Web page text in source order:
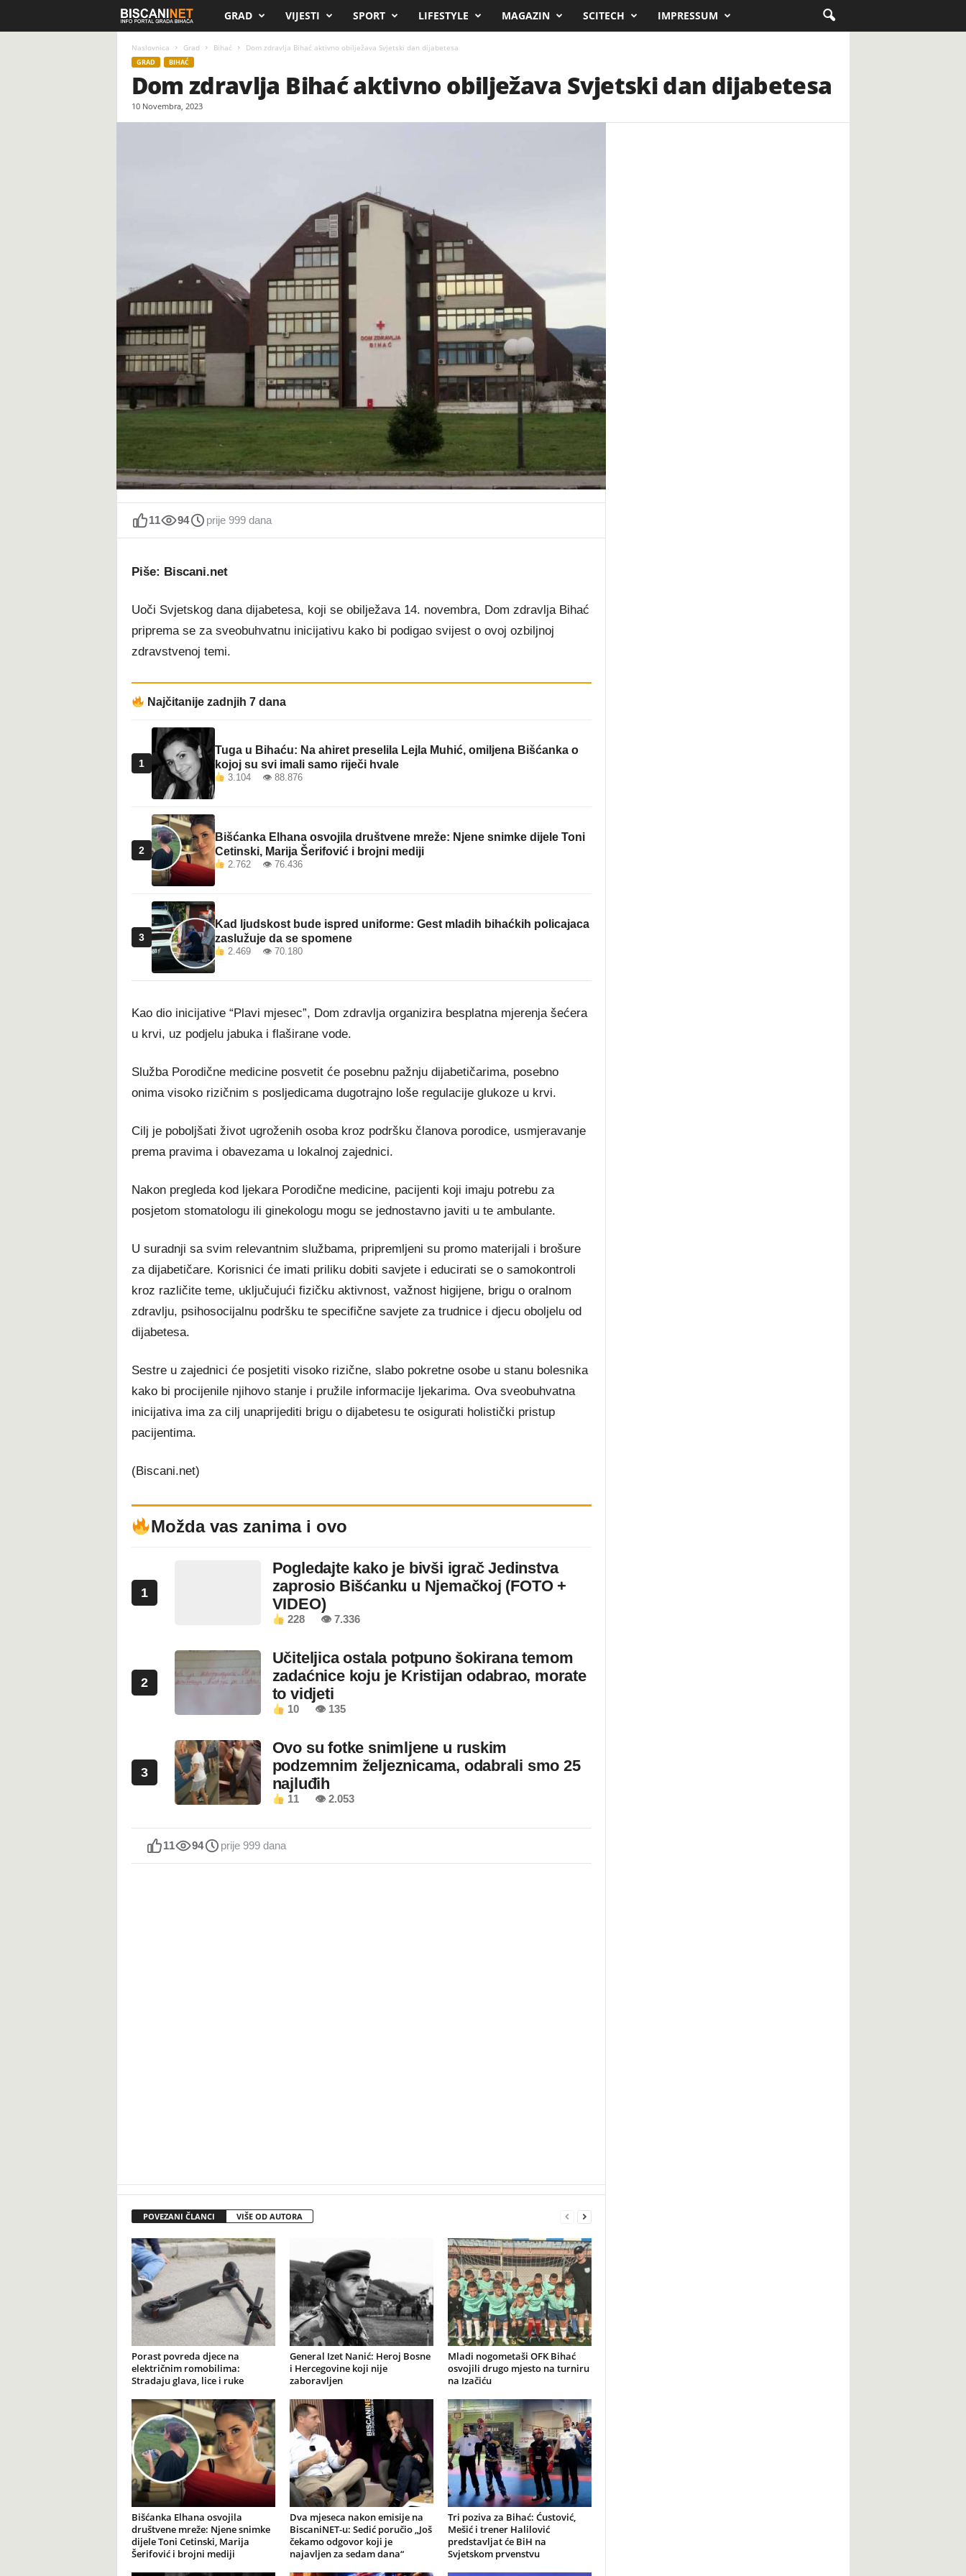
i
s
e
GRAD VIJESTI SPORT LIFESTYLE MAGAZIN SCITECH IMPRESSUM
Naslovnica Grad Bihać Dom zdravlja Bihać aktivno obilježava Svjetski dan dijabetesa
GRAD BIHAĆ
Dom zdravlja Bihać aktivno obilježava Svjetski dan dijabetesa
10 Novembra, 2023
11 94 prije 999 dana
Piše: Biscani.net
Uoči Svjetskog dana dijabetesa, koji se obilježava 14. novembra, Dom zdravlja Bihać
priprema se za sveobuhvatnu inicijativu kako bi podigao svijest o ovoj ozbiljnoj
zdravstvenoj temi.
Najčitanije zadnjih 7 dana
1
Tuga u Bihaću: Na ahiret preselila Lejla Muhić, omiljena Bišćanka o
kojoj su svi imali samo riječi hvale
3.104 👁 88.876
2
Bišćanka Elhana osvojila društvene mreže: Njene snimke dijele Toni
Cetinski, Marija Šerifović i brojni mediji
2.762 👁 76.436
3
Kad ljudskost bude ispred uniforme: Gest mladih bihaćkih policajaca
zaslužuje da se spomene
2.469 👁 70.180
Kao dio inicijative “Plavi mjesec”, Dom zdravlja organizira besplatna mjerenja šećera
u krvi, uz podjelu jabuka i flaširane vode.
Služba Porodične medicine posvetit će posebnu pažnju dijabetičarima, posebno
onima visoko rizičnim s posljedicama dugotrajno loše regulacije glukoze u krvi.
Cilj je poboljšati život ugroženih osoba kroz podršku članova porodice, usmjeravanje
prema pravima i obavezama u lokalnoj zajednici.
Nakon pregleda kod ljekara Porodične medicine, pacijenti koji imaju potrebu za
posjetom stomatologu ili ginekologu mogu se jednostavno javiti u te ambulante.
U suradnji sa svim relevantnim službama, pripremljeni su promo materijali i brošure
za dijabetičare. Korisnici će imati priliku dobiti savjete i educirati se o samokontroli
kroz različite teme, uključujući fizičku aktivnost, važnost higijene, brigu o oralnom
zdravlju, psihosocijalnu podršku te specifične savjete za trudnice i djecu oboljelu od
dijabetesa.
Sestre u zajednici će posjetiti visoko rizične, slabo pokretne osobe u stanu bolesnika
kako bi procijenile njihovo stanje i pružile informacije ljekarima. Ova sveobuhvatna
inicijativa ima za cilj unaprijediti brigu o dijabetesu te osigurati holistički pristup
pacijentima.
(Biscani.net)
Možda vas zanima i ovo
1
Pogledajte kako je bivši igrač Jedinstva
zaprosio Bišćanku u Njemačkoj (FOTO +
VIDEO)
228 👁 7.336
2
Učiteljica ostala potpuno šokirana temom
zadaćnice koju je Kristijan odabrao, morate
to vidjeti
10 👁 135
3
Ovo su fotke snimljene u ruskim
podzemnim željeznicama, odabrali smo 25
najluđih
11 👁 2.053
11 94 prije 999 dana
POVEZANI ČLANCI VIŠE OD AUTORA
Porast povreda djece na
električnim romobilima:
Stradaju glava, lice i ruke
General Izet Nanić: Heroj Bosne
i Hercegovine koji nije
zaboravljen
Mladi nogometaši OFK Bihać
osvojili drugo mjesto na turniru
na Izačiću
Bišćanka Elhana osvojila
društvene mreže: Njene snimke
dijele Toni Cetinski, Marija
Šerifović i brojni mediji
Dva mjeseca nakon emisije na
BiscaniNET-u: Sedić poručio „Još
čekamo odgovor koji je
najavljen za sedam dana“
Tri poziva za Bihać: Ćustović,
Mešić i trener Halilović
predstavljat će BiH na
Svjetskom prvenstvu